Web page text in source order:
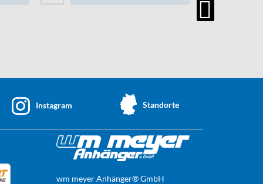
Instagram Standorte
wm meyer Anhänger® GmbH